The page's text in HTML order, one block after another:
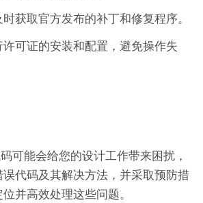
获取官方发布的补丁和修复程序。
可证的安装和配置，避免操作失
可能会给您的设计工作带来困扰，
代码及其解决方法，并采取预防措
并高效处理这些问题。